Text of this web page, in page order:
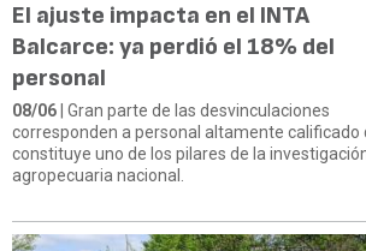
El ajuste impacta en el INTA
Balcarce: ya perdió el 18% del
personal
08/06 | Gran parte de las desvinculaciones
corresponden a personal altamente calificado
constituye uno de los pilares de la
agropecuaria nacional.